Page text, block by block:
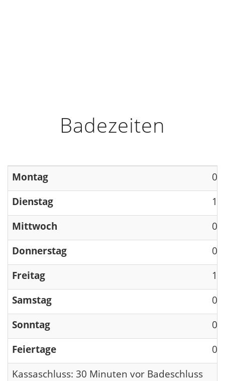
Badezeiten
Montag
Dienstag
Mittwoch
Donnerstag
Freitag
Samstag
Sonntag
Feiertage
Kassaschluss: 30 Minuten vor Badeschluss